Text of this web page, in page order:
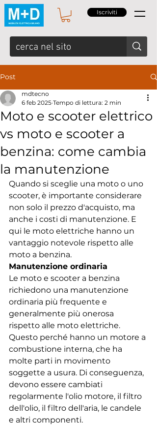
Iscriviti
Post
Moto e scooter elettrico
vs moto e scooter a
benzina: come cambia
la manutenzione
mdtecno
6 feb 2025 Tempo di lettura: 2 min
Quando si sceglie una moto o uno
scooter, è importante considerare
non solo il prezzo d'acquisto, ma
anche i costi di manutenzione. E
qui le moto elettriche hanno un
vantaggio notevole rispetto alle
moto a benzina.
Manutenzione ordinaria
Le moto e scooter a benzina
richiedono una manutenzione
ordinaria più frequente e
generalmente più onerosa
rispetto alle moto elettriche.
Questo perché hanno un motore a
combustione interna, che ha
molte parti in movimento
soggette a usura. Di conseguenza,
devono essere cambiati
regolarmente l'olio motore, il filtro
dell'olio, il filtro dell'aria, le candele
e altri componenti.